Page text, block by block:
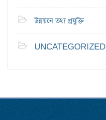
উন্নয়নে তথ্য প্রযুক্তি
UNCATEGORIZED